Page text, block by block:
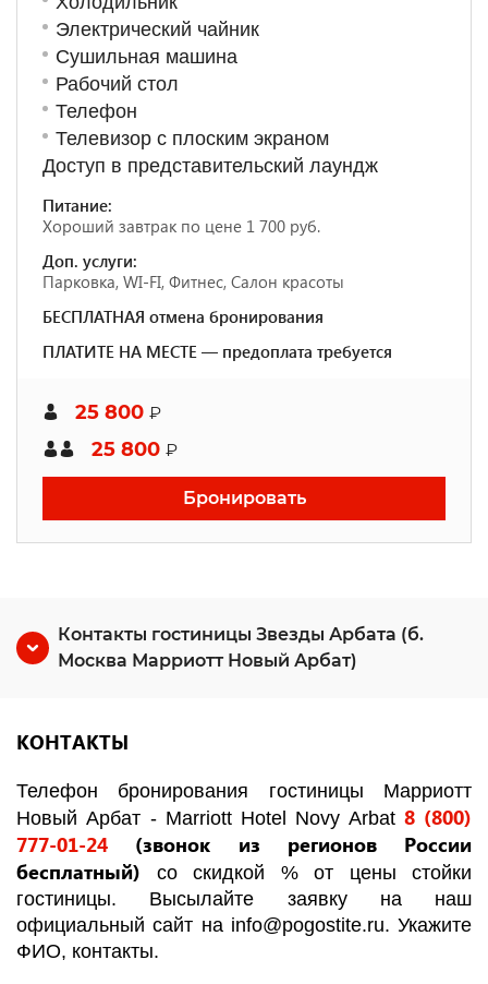
Электрический чайник
Сушильная машина
Рабочий стол
Телефон
Телевизор с плоским экраном
Доступ в представительский лаундж
Питание:
Хороший завтрак по цене 1 700 руб.
Доп. услуги:
Парковка, WI-FI, Фитнес, Салон красоты
БЕСПЛАТНАЯ отмена бронирования
ПЛАТИТЕ НА МЕСТЕ — предоплата требуется
25 800 ₽
25 800 ₽
Бронировать
Контакты гостиницы Звезды Арбата (б.
Москва Марриотт Новый Арбат)
КОНТАКТЫ
Телефон бронирования гостиницы Марриотт
Новый Арбат - Marriott Hotel Novy Arbat 8 (800)
777-01-24 (звонок из регионов России
бесплатный) со скидкой % от цены стойки
гостиницы. Высылайте заявку на наш
официальный сайт на info@pogostite.ru. Укажите
ФИО, контакты.